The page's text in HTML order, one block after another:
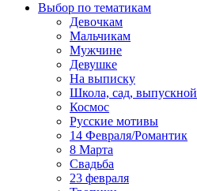
Выбор по тематикам
Девочкам
Мальчикам
Мужчине
Девушке
На выписку
Школа, сад, выпускной
Космос
Русские мотивы
14 Февраля/Романтик
8 Марта
Свадьба
23 февраля